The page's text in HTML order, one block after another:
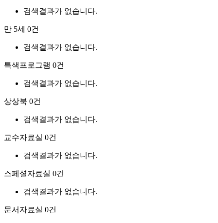
검색결과가 없습니다.
만 5세 0건
검색결과가 없습니다.
특색프로그램 0건
검색결과가 없습니다.
상상북 0건
검색결과가 없습니다.
교수자료실 0건
검색결과가 없습니다.
스페셜자료실 0건
검색결과가 없습니다.
문서자료실 0건